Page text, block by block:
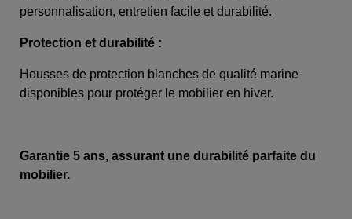
personnalisation, entretien facile et durabilité.
Protection et durabilité :
Housses de protection blanches de qualité marine
disponibles pour protéger le mobilier en hiver.
Garantie 5 ans, assurant une durabilité parfaite du
mobilier.